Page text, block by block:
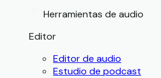
Herramientas de audio
Editor
Editor de audio
Estudio de podcast